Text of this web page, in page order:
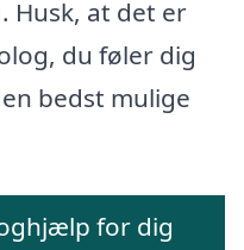
Husk, at det er
du føler dig
bedst mulige
for dig